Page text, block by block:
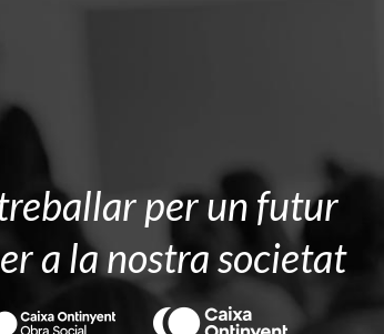
per un futur
a la nostra societat